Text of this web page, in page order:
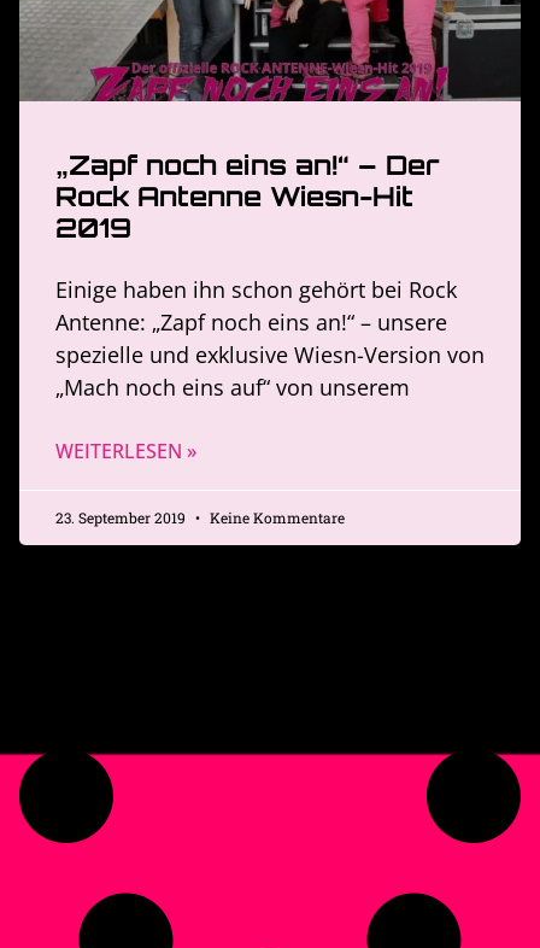
„Zapf noch eins an!“ – Der
Rock Antenne Wiesn-Hit
2019
Einige haben ihn schon gehört bei Rock
Antenne: „Zapf noch eins an!“ – unsere
spezielle und exklusive Wiesn-Version von
„Mach noch eins auf“ von unserem
WEITERLESEN »
23. September 2019 Keine Kommentare